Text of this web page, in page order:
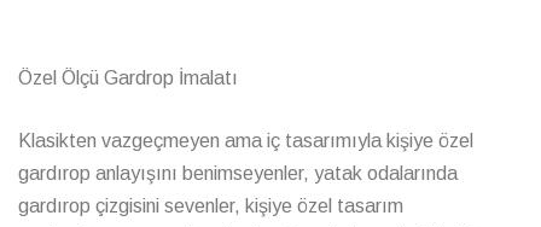
Özel Ölçü Gardrop İmalatı
Klasikten vazgeçmeyen ama iç tasarımıyla kişiye özel
gardırop anlayışını benimseyenler, yatak odalarında
gardırop çizgisini sevenler, kişiye özel tasarım